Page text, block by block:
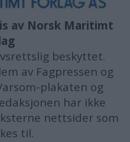
av Norsk Maritimt
beskyttet.
av Fagpressen og
plakaten og
har ikke
nettsider som
til.